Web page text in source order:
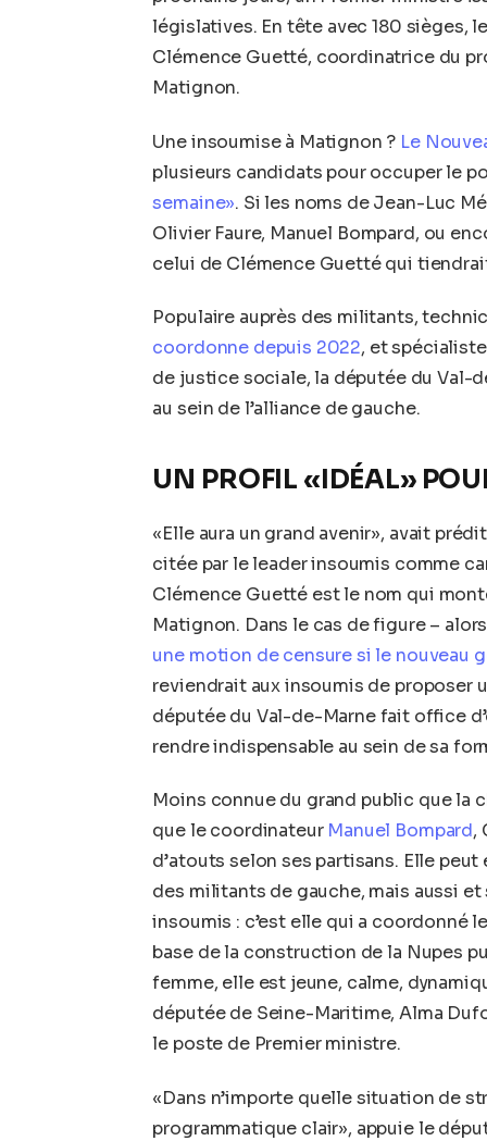
législatives. En tête avec 180 sièges,
Clémence Guetté, coordinatrice du
Matignon.
Une insoumise à Matignon ? Le
plusieurs candidats pour occuper le
semaine». Si les noms de Jean-Luc
Olivier Faure, Manuel Bompard, ou
celui de Clémence Guetté qui
Populaire auprès des militants,
coordonne depuis 2022, et
de justice sociale, la députée du Val-
au sein de l’alliance de gauche.
UN PROFIL «IDÉAL»
«Elle aura un grand avenir», avait
citée par le leader insoumis comme
Clémence Guetté est le nom qui
Matignon. Dans le cas de figure –
une motion de censure si le nouveau
reviendrait aux insoumis de proposer
députée du Val-de-Marne fait office
rendre indispensable au sein de sa
Moins connue du grand public que la
que le coordinateur Manuel Bompard,
d’atouts selon ses partisans. Elle
des militants de gauche, mais aussi
insoumis : c’est elle qui a coordonné
base de la construction de la Nupes
femme, elle est jeune, calme,
députée de Seine-Maritime, Alma
le poste de Premier ministre.
«Dans n’importe quelle situation de
programmatique clair», appuie le